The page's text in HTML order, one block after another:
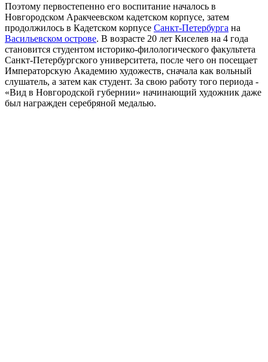
Поэтому первостепенно его воспитание началось в
Новгородском Аракчеевском кадетском корпусе, затем
продолжилось в Кадетском корпусе Санкт-Петербурга на
Васильевском острове. В возрасте 20 лет Киселев на 4 года
становится студентом историко-филологического факультета
Санкт-Петербургского университета, после чего он посещает
Императорскую Академию художеств, сначала как вольный
слушатель, а затем как студент. За свою работу того периода -
«Вид в Новгородской губернии» начинающий художник даже
был награжден серебряной медалью.